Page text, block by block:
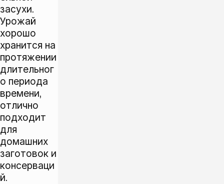
засухи.
Урожай
хорошо
хранится на
протяжении
длительног
о периода
времени,
отлично
подходит
для
домашних
заготовок и
консерваци
й.